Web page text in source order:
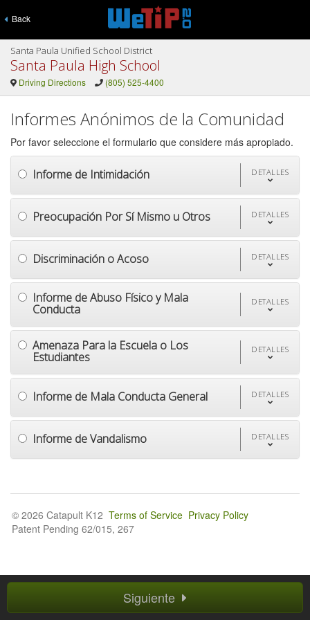
Back
Santa Paula Unified School District
Santa Paula High School
Driving Directions (805) 525-4400
Informes Anónimos de la Comunidad
Por favor seleccione el formulario que considere más apropiado.
Informe de Intimidación DETALLES
Preocupación Por Sí Mismo u Otros DETALLES
Discriminación o Acoso DETALLES
Informe de Abuso Físico y Mala
Conducta
DETALLES
Amenaza Para la Escuela o Los
Estudiantes
DETALLES
Informe de Mala Conducta General DETALLES
Informe de Vandalismo DETALLES
Siguiente
© 2026 Catapult K12 Terms of Service Privacy Policy
Patent Pending 62/015, 267